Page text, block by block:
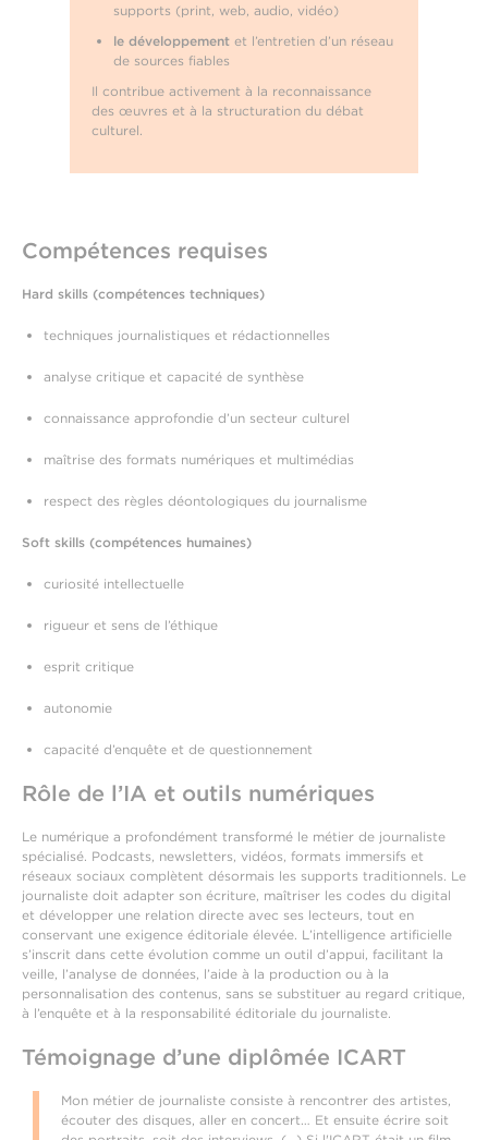
supports (print, web, audio, vidéo)
le développement et l’entretien d’un réseau
de sources fiables
Il contribue activement à la reconnaissance
des œuvres et à la structuration du débat
culturel.
Compétences requises
Hard skills (compétences techniques)
techniques journalistiques et rédactionnelles
analyse critique et capacité de synthèse
connaissance approfondie d’un secteur culturel
maîtrise des formats numériques et multimédias
respect des règles déontologiques du journalisme
Soft skills (compétences humaines)
curiosité intellectuelle
rigueur et sens de l’éthique
esprit critique
autonomie
capacité d’enquête et de questionnement
Rôle de l’IA et outils numériques
Le numérique a profondément transformé le métier de journaliste
spécialisé. Podcasts, newsletters, vidéos, formats immersifs et
réseaux sociaux complètent désormais les supports traditionnels. Le
journaliste doit adapter son écriture, maîtriser les codes du digital
et développer une relation directe avec ses lecteurs, tout en
conservant une exigence éditoriale élevée. L’intelligence artificielle
s’inscrit dans cette évolution comme un outil d’appui, facilitant la
veille, l’analyse de données, l’aide à la production ou à la
personnalisation des contenus, sans se substituer au regard critique,
à l’enquête et à la responsabilité éditoriale du journaliste.
Témoignage d’une diplômée ICART
Mon métier de journaliste consiste à rencontrer des artistes,
écouter des disques, aller en concert… Et ensuite écrire soit